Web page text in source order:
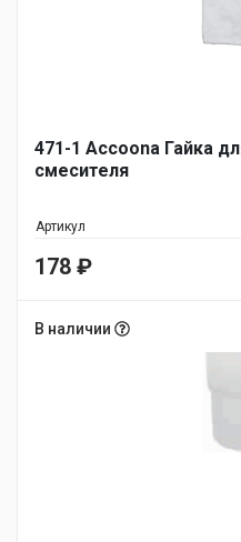
471-1 Accoona Гайка
смесителя
Артикул
178 ₽
В наличии